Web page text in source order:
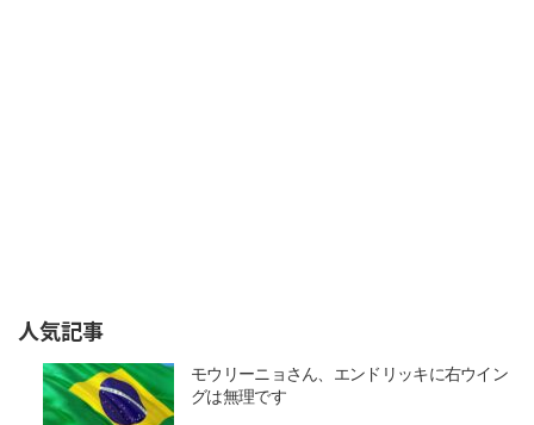
人気記事
モウリーニョさん、エンドリッキに右ウイン
グは無理です